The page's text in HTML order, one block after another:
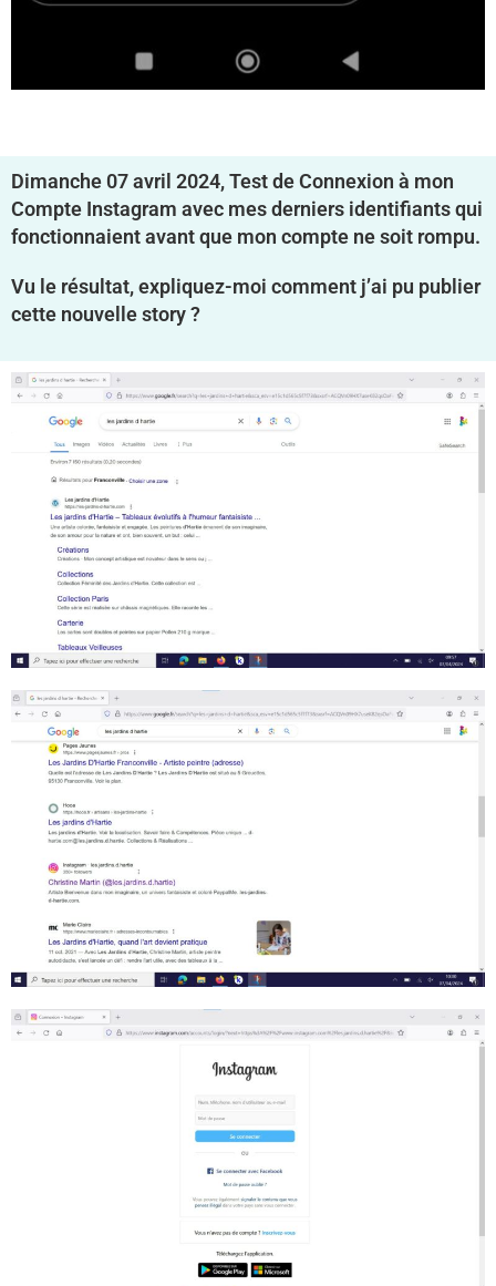
Dimanche 07 avril 2024, Test de Connexion à mon
Compte Instagram avec mes derniers identifiants qui
fonctionnaient avant que mon compte ne soit rompu.
Vu le résultat, expliquez-moi comment j’ai pu publier
cette nouvelle story ?